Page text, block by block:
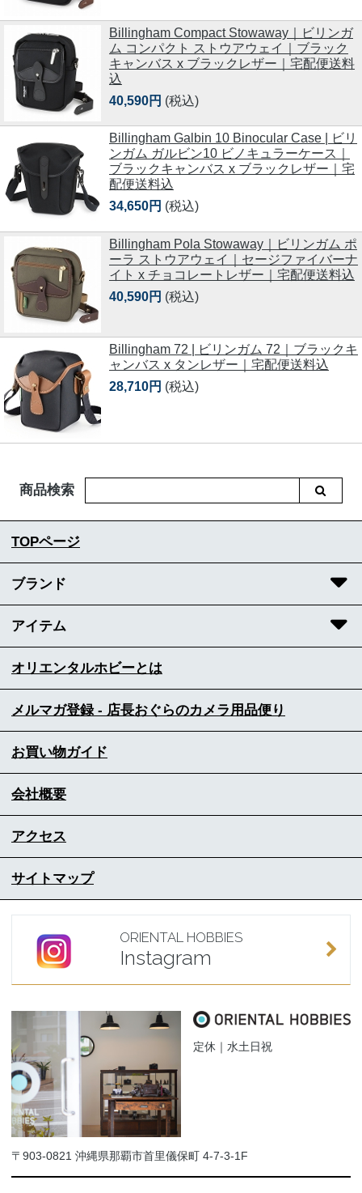
Billingham Compact Stowaway｜ビリンガ
ム コンパクト ストウアウェイ｜ブラック
キャンバス x ブラックレザー｜宅配便送料
込
40,590円 (税込)
Billingham Galbin 10 Binocular Case | ビリ
ンガム ガルビン10 ビノキュラーケース｜
ブラックキャンバス x ブラックレザー｜宅
配便送料込
34,650円 (税込)
Billingham Pola Stowaway｜ビリンガム ポ
ーラ ストウアウェイ｜セージファイバーナ
イト x チョコレートレザー｜宅配便送料込
40,590円 (税込)
Billingham 72 | ビリンガム 72｜ブラックキ
ャンバス x タンレザー｜宅配便送料込
28,710円 (税込)
商品検索
TOPページ
ブランド
アイテム
オリエンタルホビーとは
メルマガ登録 - 店長おぐらのカメラ用品便り
お買い物ガイド
会社概要
アクセス
サイトマップ
ORIENTAL HOBBIES
Instagram
定休｜水土日祝
〒903-0821 沖縄県那覇市首里儀保町 4-7-3-1F